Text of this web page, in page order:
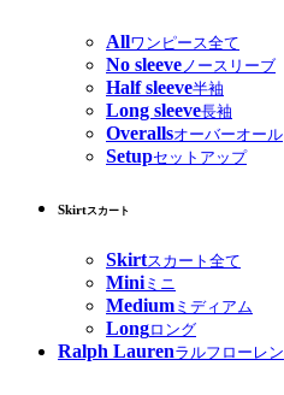
Allワンピース全て
No sleeve ノースリーブ
Half sleeve半袖
Long sleeve長袖
Overallsオーバーオール
Setupセットアップ
Skirtスカート
Skirtスカート全て
Miniミニ
Medium ミディアム
Longロング
Ralph Laurenラルフローレン